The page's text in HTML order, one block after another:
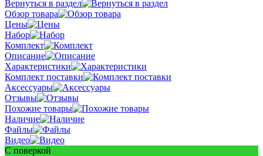
Вернуться в раздел
Обзор товара
Цены
Набор
Комплект
Описание
Характеристики
Комплект поставки
Аксессуары
Отзывы
Похожие товары
Наличие
Файлы
Видео
С поверкой